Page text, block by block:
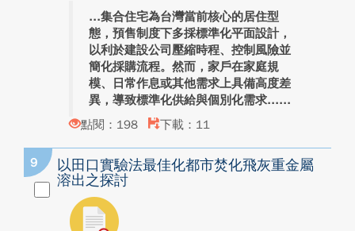
集合住宅為台灣當前核心的居住型
態，預售制度下多採標準化平面設計，
以利於建設公司壓縮時程、控制風險並
簡化採購流程。然而，家戶在家庭規
模、日常作息或其他需求上具備高度差
異，導致標準化供給與個別化需求...
點閱：198
下載：11
9
以田口實驗法最佳化都市焚化飛灰重金屬
溶出之探討